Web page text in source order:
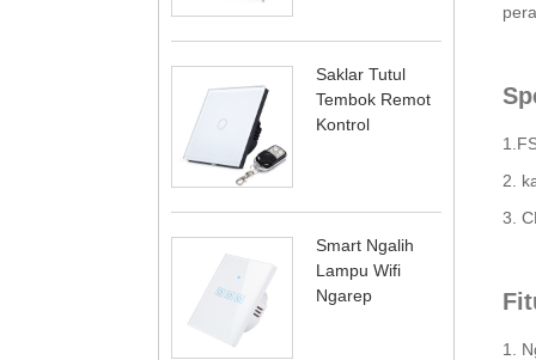
Saklar Tutul
Tembok Remot
Kontrol
Smart Ngalih
Lampu Wifi
Ngarep
2.
3.
1.